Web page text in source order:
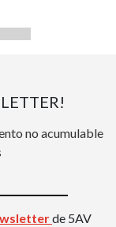
no acumulable
de 5AV